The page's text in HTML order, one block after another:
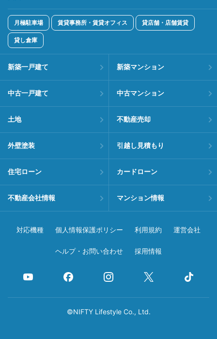
月極駐車場 賃貸事務所・賃貸オフィス 貸店舗・店舗賃貸
貸し倉庫
新築一戸建て 新築マンション
中古一戸建て 中古マンション
土地 不動産売却
外壁塗装 引越し見積もり
住宅ローン カードローン
不動産会社情報 マンション情報
対応機種 個人情報保護ポリシー 利用規約 運営会社
ヘルプ・お問い合わせ 採用情報
©NIFTY Lifestyle Co., Ltd.